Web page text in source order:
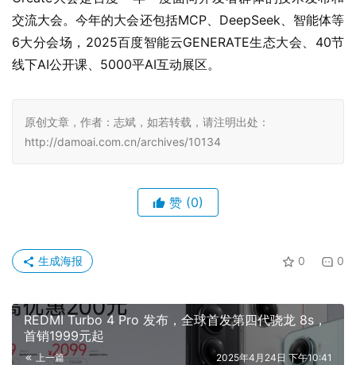
交流大会。今年的大会还包括MCP、DeepSeek、智能体等
6大分会场，2025百度智能云GENERATE生态大会、40节
线下AI公开课、5000平AI互动展区。
原创文章，作者：志斌，如若转载，请注明出处：
http://damoai.com.cn/archives/10134
赞 (0)
0 0
生成海报
REDMI Turbo 4 Pro 发布，全球首发第四代骁龙 8s，
首销1999元起
上一篇 2025年4月24日 下午10:41